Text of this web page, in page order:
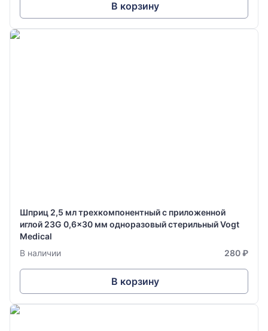
В корзину
Шприц 2,5 мл трехкомпонентный с приложенной
иглой 23G 0,6x30 мм одноразовый стерильный Vogt
Medical
В наличии
280 ₽
В корзину